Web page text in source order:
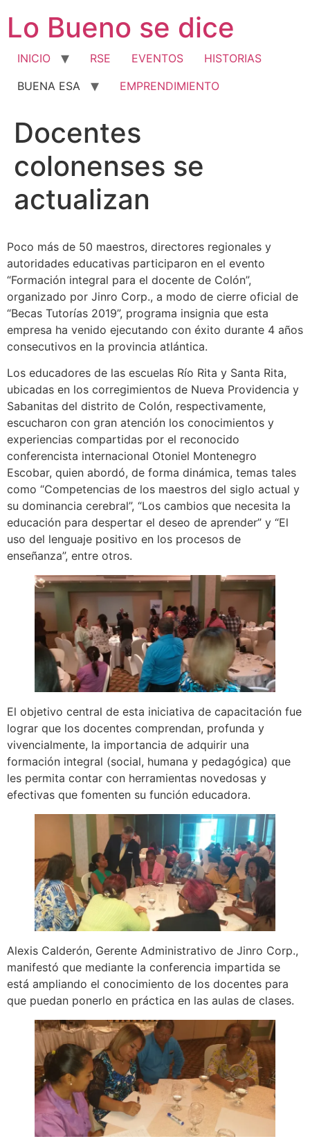
contenido
Lo Bueno se dice
INICIO RSE EVENTOS
HISTORIAS
BUENA ESA
EMPRENDIMIENTO
Docentes
colonenses se
actualizan
Poco más de 50 maestros, directores regionales y
autoridades educativas participaron en el evento
“Formación integral para el docente de Colón”,
organizado por Jinro Corp., a modo de cierre oficial de
“Becas Tutorías 2019”, programa insignia que esta
empresa ha venido ejecutando con éxito durante 4 años
consecutivos en la provincia atlántica.
Los educadores de las escuelas Río Rita y Santa Rita,
ubicadas en los corregimientos de Nueva Providencia y
Sabanitas del distrito de Colón, respectivamente,
escucharon con gran atención los conocimientos y
experiencias compartidas por el reconocido
conferencista internacional Otoniel Montenegro
Escobar, quien abordó, de forma dinámica, temas tales
como “Competencias de los maestros del siglo actual y
su dominancia cerebral”, “Los cambios que necesita la
educación para despertar el deseo de aprender” y “El
uso del lenguaje positivo en los procesos de
enseñanza”, entre otros.
El objetivo central de esta iniciativa de capacitación fue
lograr que los docentes comprendan, profunda y
vivencialmente, la importancia de adquirir una
formación integral (social, humana y pedagógica) que
les permita contar con herramientas novedosas y
efectivas que fomenten su función educadora.
Alexis Calderón, Gerente Administrativo de Jinro Corp.,
manifestó que mediante la conferencia impartida se
está ampliando el conocimiento de los docentes para
que puedan ponerlo en práctica en las aulas de clases.